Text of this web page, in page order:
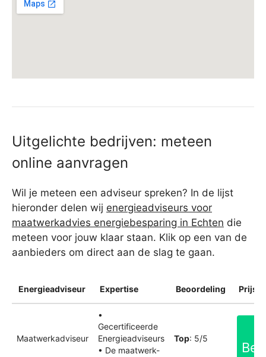
Uitgelichte bedrijven: meteen
online aanvragen
Wil je meteen een adviseur spreken? In de lijst
hieronder delen wij energieadviseurs voor
maatwerkadvies energiebesparing in Echten die
meteen voor jouw klaar staan. Klik op een van de
aanbieders om direct aan de slag te gaan.
Energieadviseur Expertise Beoordeling
Maatwerkadviseur
•
Gecertificeerde
Energieadviseurs
• De maatwerk-
Top: 5/5